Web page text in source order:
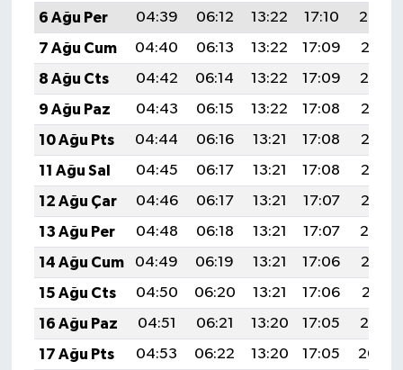
6 Ağu Per
04:39 06:12 13:22 17:10
20:22
7 Ağu Cum
04:40 06:13 13:22 17:09
20:21
8 Ağu Cts
04:42 06:14 13:22 17:09
20:19
9 Ağu Paz
04:43 06:15 13:22 17:08
20:18
10 Ağu Pts
04:44 06:16 13:21 17:08
20:17
11 Ağu Sal
04:45 06:17 13:21 17:08
20:16
12 Ağu Çar
04:46 06:17 13:21 17:07
20:15
13 Ağu Per
04:48 06:18 13:21 17:07
20:14
14 Ağu Cum
04:49 06:19 13:21 17:06
20:12
15 Ağu Cts
04:50 06:20 13:21 17:06
20:11
16 Ağu Paz
04:51 06:21 13:20 17:05
20:10
17 Ağu Pts
04:53 06:22 13:20 17:05
20:09